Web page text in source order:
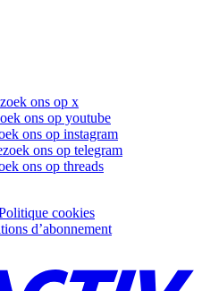
ons op x
ons op youtube
ons op instagram
ons op telegram
ons op threads
cookies
d’abonnement